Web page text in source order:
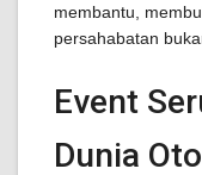
membantu,
persahabatan
Event
Dunia